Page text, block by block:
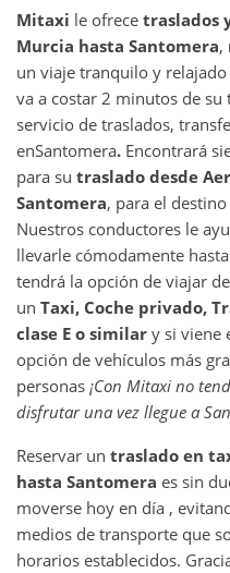
Mitaxi le ofrece traslados
Murcia hasta Santomera,
un viaje tranquilo y relajado
va a costar 2 minutos de su
servicio de traslados,
enSantomera. Encontrará
para su traslado desde
Santomera, para el
Nuestros conductores le
llevarle cómodamente
tendrá la opción de viajar
un Taxi, Coche privado,
clase E o similar y si viene
opción de vehículos más
personas ¡Con Mitaxi no
disfrutar una vez llegue a
Reservar un traslado en
hasta Santomera es sin
moverse hoy en día ,
medios de transporte que
horarios establecidos.